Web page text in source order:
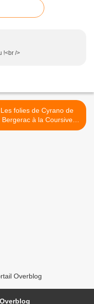
!<br />
Les folies de Cyrano de
Bergerac à la Coursive
(2/5) >
Overblog